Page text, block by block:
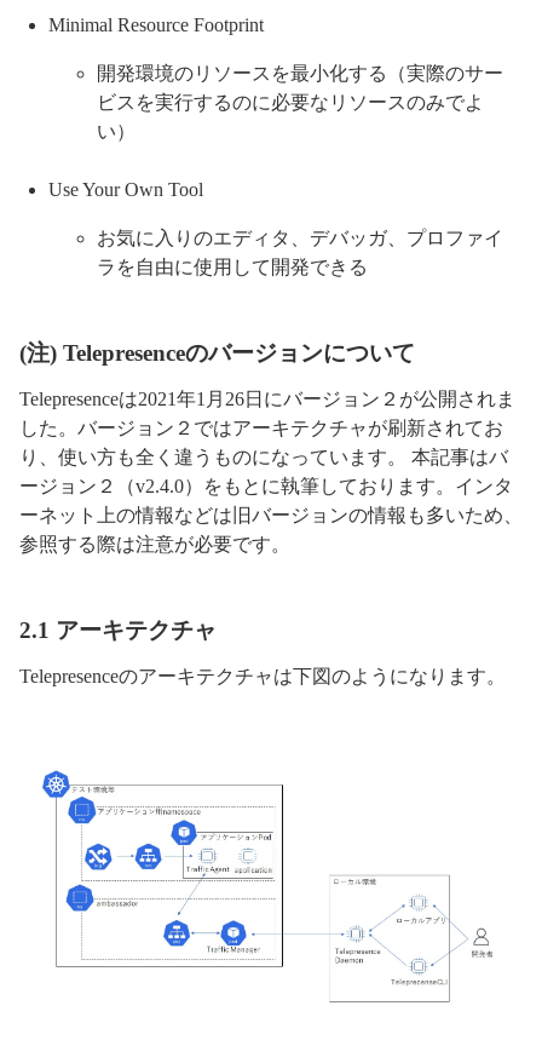
Minimal Resource Footprint
開発環境のリソースを最小化する（実際のサー
ビスを実行するのに必要なリソースのみでよ
い）
Use Your Own Tool
お気に入りのエディタ、デバッガ、プロファイ
ラを自由に使用して開発できる
(注) Telepresenceのバージョンについて
Telepresenceは2021年1月26日にバージョン２が公開されま
した。バージョン２ではアーキテクチャが刷新されてお
り、使い方も全く違うものになっています。 本記事はバ
ージョン２（v2.4.0）をもとに執筆しております。インタ
ーネット上の情報などは旧バージョンの情報も多いため、
参照する際は注意が必要です。
2.1 アーキテクチャ
Telepresenceのアーキテクチャは下図のようになります。